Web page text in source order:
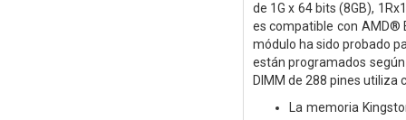
de 1G x 64 bits (8GB),
es compatible con AMD®
módulo ha sido probado
están programados
DIMM de 288 pines utiliza
La memoria